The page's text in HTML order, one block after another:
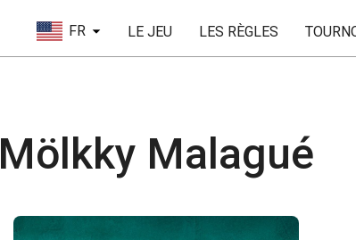
FR LE JEU LES RÈGLES
Mölkky Malagué